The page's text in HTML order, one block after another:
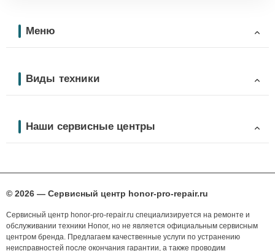
Меню
Виды техники
Наши сервисные центры
© 2026 — Сервисный центр honor-pro-repair.ru
Сервисный центр honor-pro-repair.ru специализируется на ремонте и
обслуживании техники Honor, но не является официальным сервисным
центром бренда. Предлагаем качественные услуги по устранению
неисправностей после окончания гарантии, а также проводим